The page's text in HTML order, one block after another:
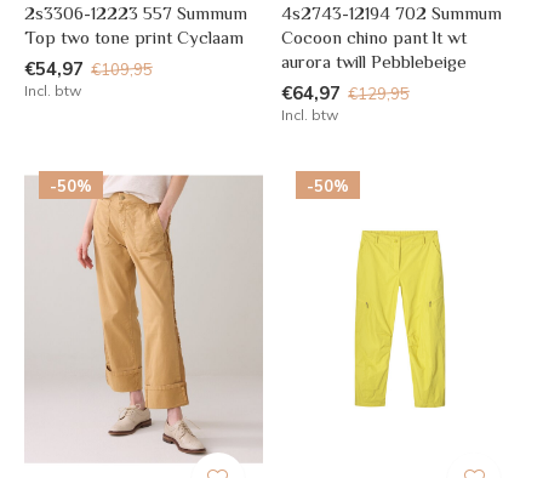
2s3306-12223 557 Summum
Top two tone print Cyclaam
€54,97 €109,95
Incl. btw
4s2743-12194 702 Summum
Cocoon chino pant lt wt
aurora twill Pebblebeige
€64,97 €129,95
Incl. btw
-50% -50%